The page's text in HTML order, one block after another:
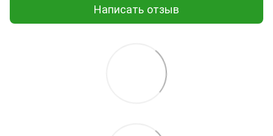
Написать отзыв